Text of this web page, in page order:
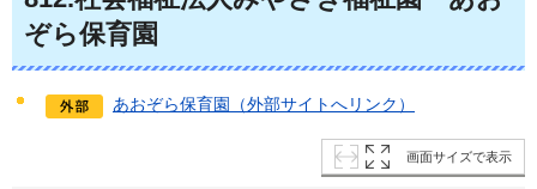
ぞら保育園
あおぞら保育園（外部サイトへリンク）
画面サイズで表示